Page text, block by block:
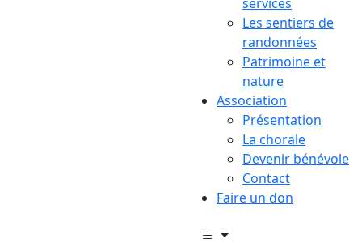
Les sentiers de
randonnées
Patrimoine et
nature
Association
Présentation
La chorale
Devenir bénévole
Contact
Faire un don